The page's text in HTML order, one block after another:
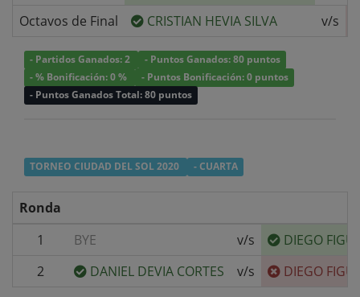
Octavos de Final
CRISTIAN HEVIA SILVA v/s
- Partidos Ganados: 2
- Puntos Ganados: 80 puntos
- % Bonificación: 0 %
- Puntos Bonificación: 0 puntos
- Puntos Ganados Total: 80 puntos
TORNEO CIUDAD DEL SOL 2020 - CUARTA
Ronda
1
BYE v/s
DIEGO
2
DANIEL DEVIA CORTES v/s DIEGO